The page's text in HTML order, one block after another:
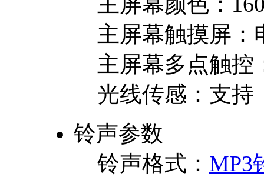
主屏幕触摸屏：
主屏幕多点触控
光线传感： 支持
铃声参数
铃声格式： MP3